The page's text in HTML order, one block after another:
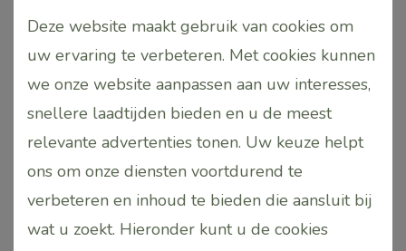
Rituelen salon bij u in de buurt! U
vindt ze hier.
Salon zoeken
Deze website maakt gebruik van cookies om
uw ervaring te verbeteren. Met cookies kunnen
we onze website aanpassen aan uw interesses,
snellere laadtijden bieden en u de meest
relevante advertenties tonen. Uw keuze helpt
ons om onze diensten voortdurend te
verbeteren en inhoud te bieden die aansluit bij
wat u zoekt. Hieronder kunt u de cookies